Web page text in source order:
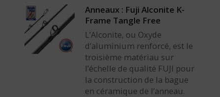
Anneaux : Fuji Alconite K-
Frame Tangle Free
L’Alconite, ou Oxyde
d’aluminium renforcé, est le
troisième matériau sur
l’échelle de qualité FUJI pour
la construction de la bague
en céramique de l’anneau.